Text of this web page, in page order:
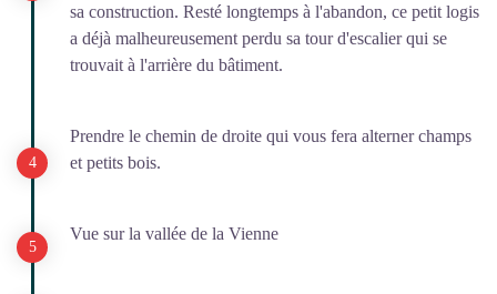
sa construction. Resté longtemps à l'abandon, ce petit logis
a déjà malheureusement perdu sa tour d'escalier qui se
trouvait à l'arrière du bâtiment.
Prendre le chemin de droite qui vous fera alterner champs
et petits bois.
Vue sur la vallée de la Vienne